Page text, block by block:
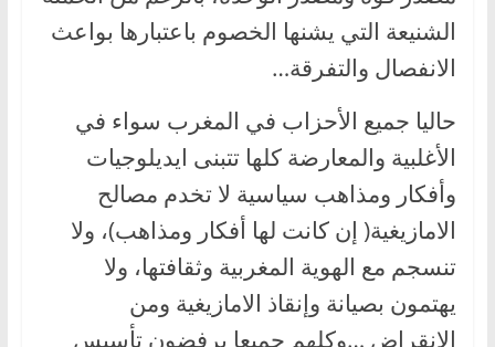
الشنيعة التي يشنها الخصوم باعتبارها بواعث
الانفصال والتفرقة…
حاليا جميع الأحزاب في المغرب سواء في
الأغلبية والمعارضة كلها تتبنى ايديلوجيات
وأفكار ومذاهب سياسية لا تخدم مصالح
الامازيغية( إن كانت لها أفكار ومذاهب)، ولا
تنسجم مع الهوية المغربية وثقافتها، ولا
يهتمون بصيانة وإنقاذ الامازيغية ومن
الانقراض …وكلهم جميعا يرفضون تأسيس